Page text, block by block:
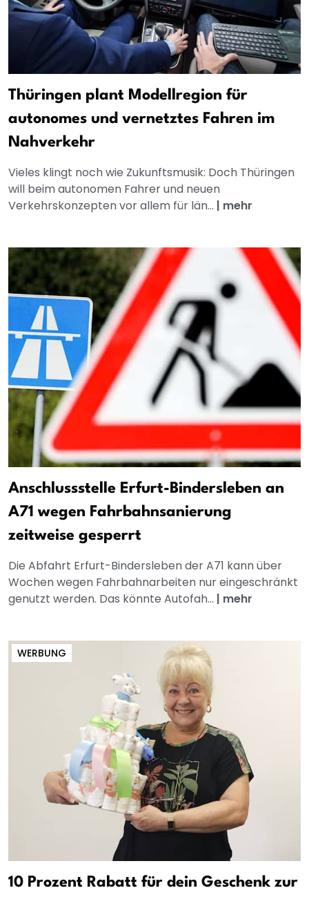
Thüringen plant Modellregion für
autonomes und vernetztes Fahren im
Nahverkehr
Vieles klingt noch wie Zukunftsmusik: Doch Thüringen
will beim autonomen Fahrer und neuen
Verkehrskonzepten vor allem für län... | mehr
Anschlussstelle Erfurt-Bindersleben an
A71 wegen Fahrbahnsanierung
zeitweise gesperrt
Die Abfahrt Erfurt-Bindersleben der A71 kann über
Wochen wegen Fahrbahnarbeiten nur eingeschränkt
genutzt werden. Das könnte Autofah... | mehr
WERBUNG
10 Prozent Rabatt für dein Geschenk zur